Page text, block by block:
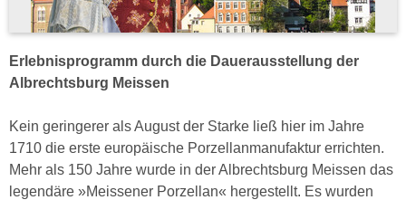
Erlebnisprogramm durch die Dauerausstellung der
Albrechtsburg Meissen
Kein geringerer als August der Starke ließ hier im Jahre
1710 die erste europäische Porzellanmanufaktur errichten.
Mehr als 150 Jahre wurde in der Albrechtsburg Meissen das
legendäre »Meissener Porzellan« hergestellt. Es wurden